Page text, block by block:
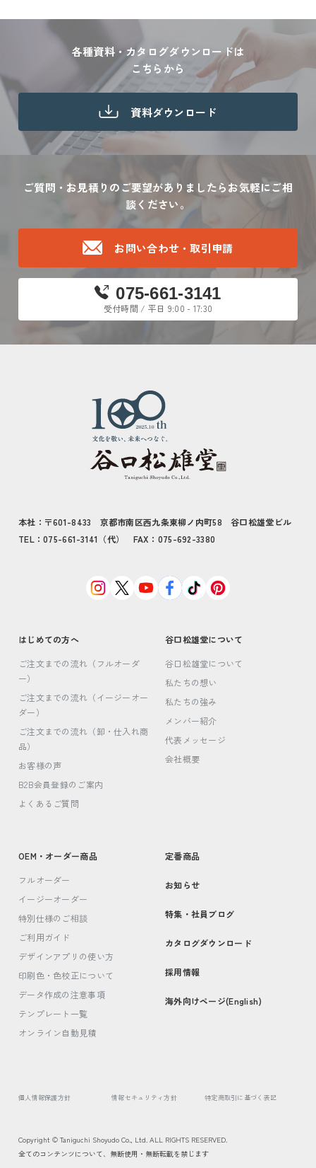
各種資料・カタログダウンロードは
こちらから
資料ダウンロード
ご質問・お見積りのご要望がありましたらお気軽にご相
談ください。
お問い合わせ・取引申請
075-661-3141
受付時間 / 平日 9:00 - 17:30
本社：〒601-8433 京都市南区西九条東柳ノ内町58 谷口松雄堂ビル
TEL：075-661-3141（代） FAX：075-692-3380
はじめての方へ
ご注文までの流れ（フルオーダ
ー）
ご注文までの流れ（イージーオー
ダー）
ご注文までの流れ（卸・仕入れ商
品）
お客様の声
B2B会員登録のご案内
よくあるご質問
谷口松雄堂について
谷口松雄堂について
私たちの想い
私たちの強み
メンバー紹介
代表メッセージ
会社概要
OEM・オーダー商品
フルオーダー
イージーオーダー
特別仕様のご相談
ご利用ガイド
デザインアプリの使い方
印刷色・色校正について
データ作成の注意事項
テンプレート一覧
オンライン自動見積
定番商品
お知らせ
特集・社員ブログ
カタログダウンロード
採用情報
海外向けページ(English)
個人情報保護方針 情報セキュリティ方針 特定商取引に基づく表記
Copyright © Taniguchi Shoyudo Co., Ltd. ALL RIGHTS RESERVED.
全てのコンテンツについて、無断使用・無断転載を禁じます